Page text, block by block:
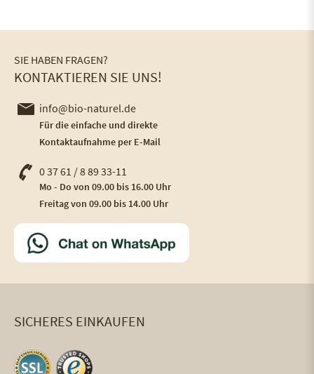
SIE HABEN FRAGEN?
KONTAKTIEREN SIE UNS!
info@bio-naturel.de
Für die einfache und direkte
Kontaktaufnahme per E-Mail
0 37 61 / 8 89 33-11
Mo - Do von 09.00 bis 16.00 Uhr
Freitag von 09.00 bis 14.00 Uhr
SICHERES EINKAUFEN